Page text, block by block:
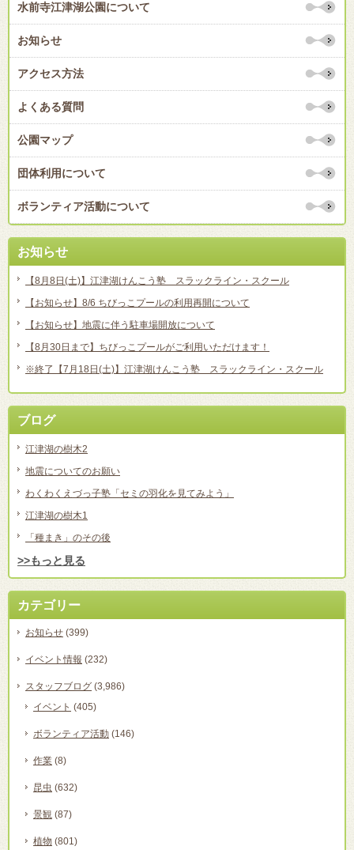
水前寺江津湖公園について
お知らせ
アクセス方法
よくある質問
公園マップ
団体利用について
ボランティア活動について
お知らせ
【8月8日(土)】江津湖けんこう塾 スラックライン・スクール
【お知らせ】8/6 ちびっこプールの利用再開について
【お知らせ】地震に伴う駐車場開放について
【8月30日まで】ちびっこプールがご利用いただけます！
※終了【7月18日(土)】江津湖けんこう塾 スラックライン・スクール
ブログ
江津湖の樹木2
地震についてのお願い
わくわくえづっ子塾「セミの羽化を見てみよう」
江津湖の樹木1
「種まき」のその後
>>もっと見る
カテゴリー
お知らせ (399)
イベント情報 (232)
スタッフブログ (3,986)
イベント (405)
ボランティア活動 (146)
作業 (8)
昆虫 (632)
景観 (87)
植物 (801)